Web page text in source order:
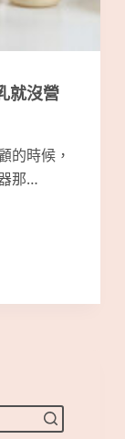
就沒營
的時候，
那…